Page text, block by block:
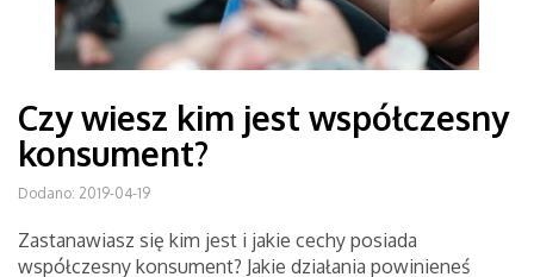
Czy wiesz kim jest współczesny
konsument?
Dodano: 2019-04-19
Zastanawiasz się kim jest i jakie cechy posiada
współczesny konsument? Jakie działania powinieneś